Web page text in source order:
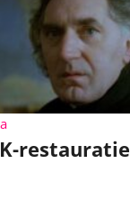
restauratie